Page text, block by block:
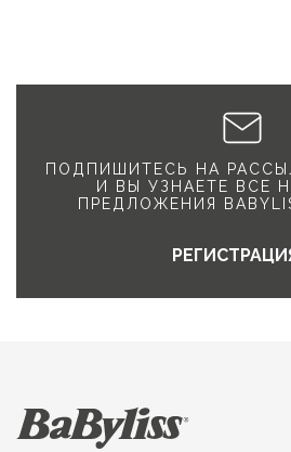
ПОДПИШИТЕСЬ НА
И ВЫ УЗНАЕТЕ ВСЕ
ПРЕДЛОЖЕНИЯ